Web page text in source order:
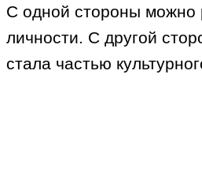
С одной стороны можно
личности. С другой
стала частью